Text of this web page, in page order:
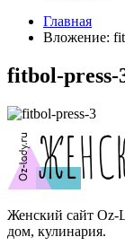
Главная
Вложение:
fitbol-press-
Женский сайт Oz-
дом, кулинария.